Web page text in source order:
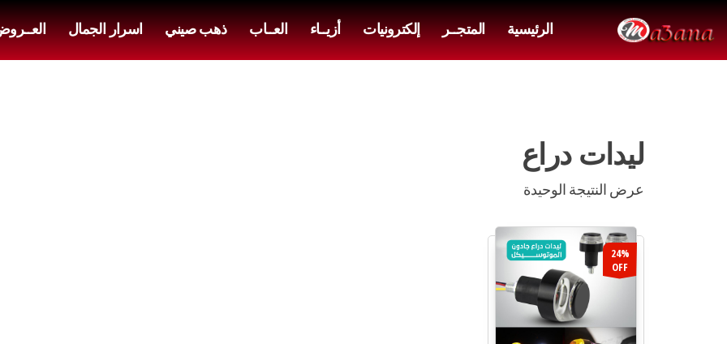
الرئيسية المتجــر إلكترونيات أزيــاء العــاب ذهب صيني اسرار الجمال
ليدات دراع
عرض النتيجة الوحيدة
24%
OFF